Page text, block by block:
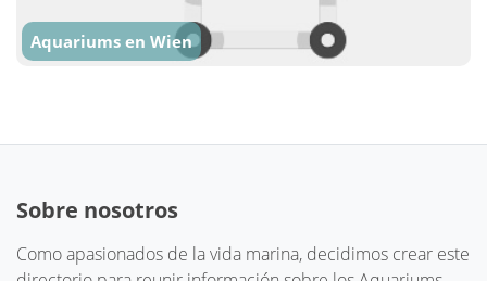
Aquariums en Wien
Sobre nosotros
Como apasionados de la vida marina, decidimos crear este